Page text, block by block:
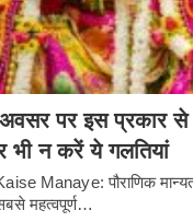
पर इस प्रकार से
न करें ये गलतियां
Manaye: पौराणिक
महत्वपूर्ण…